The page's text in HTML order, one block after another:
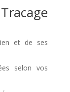
et de ses
selon vos